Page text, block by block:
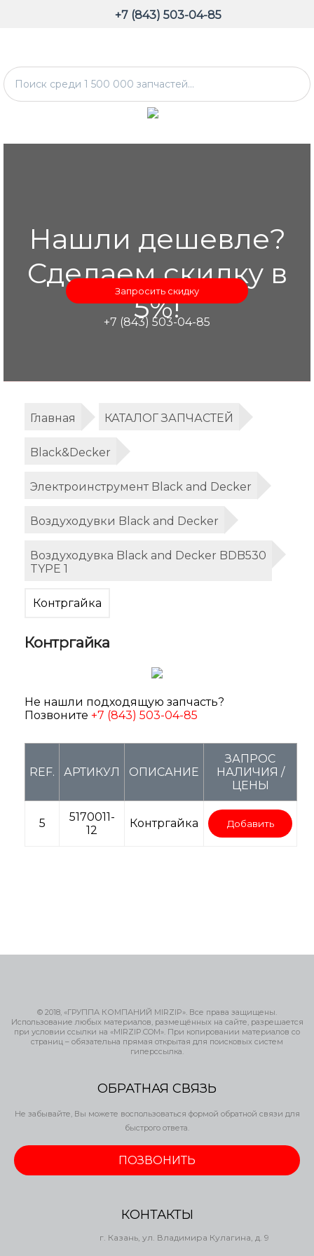
+7 (843) 503-04-85
Нашли дешевле?
Сделаем скидку в
5%!
Запросить скидку
+7 (843) 503-04-85
Главная КАТАЛОГ ЗАПЧАСТЕЙ
Black&Decker
Электроинструмент Black and Decker
Воздуходувки Black and Decker
Воздуходувка Black and Decker BDB530
TYPE 1
Контргайка
Контргайка
Не нашли подходящую запчасть?
Позвоните +7 (843) 503-04-85
REF. АРТИКУЛ ОПИСАНИЕ
ЗАПРОС
НАЛИЧИЯ /
ЦЕНЫ
5
5170011-
12
Контргайка Добавить
© 2018, «ГРУППА КОМПАНИЙ MIRZIP». Все права защищены.
Использование любых материалов, размещённых на сайте, разрешается
при условии ссылки на «MIRZIP.COM». При копировании материалов со
страниц – обязательна прямая открытая для поисковых систем
гиперссылка.
ОБРАТНАЯ СВЯЗЬ
Не забывайте, Вы можете воспользоваться формой обратной связи для
быстрого ответа.
ПОЗВОНИТЬ
КОНТАКТЫ
г. Казань, ул. Владимира Кулагина, д. 9